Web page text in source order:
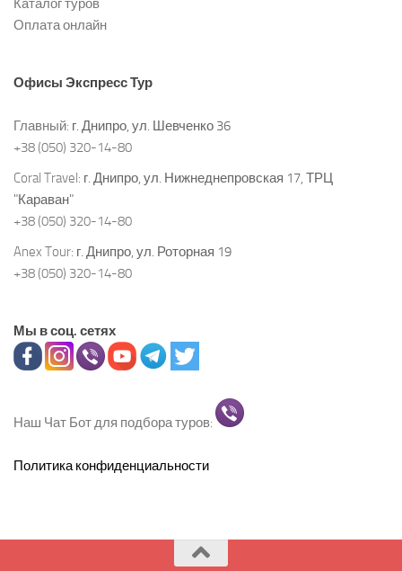
Каталог туров
Оплата онлайн
Офисы Экспресс Тур
Главный: г. Днипро, ул. Шевченко 36
+38 (050) 320-14-80
Coral Travel: г. Днипро, ул. Нижнеднепровская 17, ТРЦ
"Караван"
+38 (050) 320-14-80
Anex Tour: г. Днипро, ул. Роторная 19
+38 (050) 320-14-80
Мы в соц. сетях
Наш Чат Бот для подбора туров:
Политика конфиденциальности